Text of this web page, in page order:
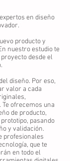
en diseño
producto y
nuestro estudio te
desde el
diseño. Por eso,
valor a cada
ofrecemos una
de producto,
pasando
y validación.
profesionales
que te
en todo el